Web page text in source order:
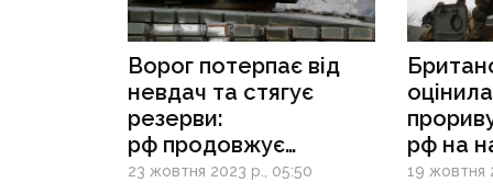
Ворог потерпає від
невдач та стягує
резерви:
рф продовжує
направляти додаткові
23 жовтня 2023 р., 05:50
рф на
19 жовтня